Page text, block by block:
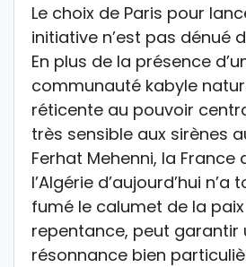
Le choix de Paris pour
initiative n’est pas dénué
En plus de la présence
communauté kabyle
réticente au pouvoir
très sensible aux sirènes
Ferhat Mehenni, la France
l’Algérie d’aujourd’hui n’a
fumé le calumet de la
repentance, peut garantir
résonnance bien